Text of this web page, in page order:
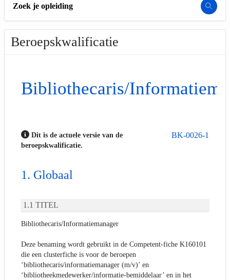
Zoek je opleiding
Beroepskwalificatie
Bibliothecaris/
BK-0026-1
Dit is de actuele versie van de
beroepskwalificatie.
Globaal
TITEL
Bibliothecaris/Informatiemanager
Deze benaming wordt gebruikt in de Competent-fiche K160101
die een clusterfiche is voor de beroepen
‘bibliothecaris/informatiemanager (m/v)’ en
‘bibliotheekmedewerker/informatie-bemiddelaar’ en in het